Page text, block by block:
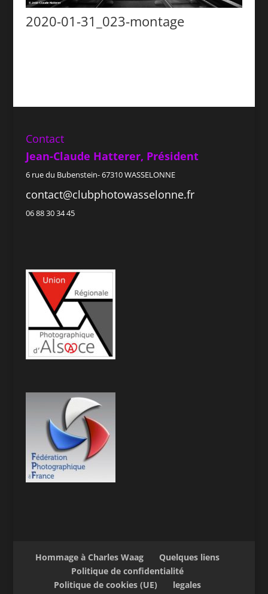
2020-01-31_023-montage
Contact
Jean-Claude Hatterer, Président
6 rue du Bubenstein- 67310 WASSELONNE
contact@clubphotowasselonne.fr
06 88 30 34 45
Hommage à Charles Waag
Quelques liens
Politique de confidentialité
Politique de cookies (UE)
legales